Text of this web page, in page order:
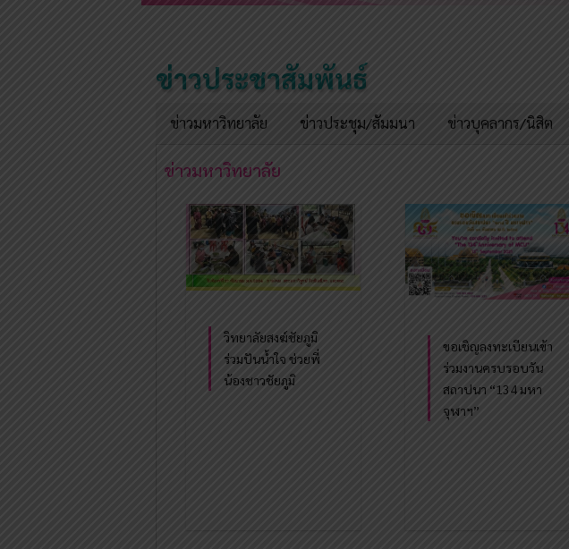
ข่าวประชาสัมพันธ์
ข่าวมหาวิทยาลัย ข่าวประชุม/สัมมนา ข่าวบุคลากร/นิสิต
ข่าวมหาวิทยาลัย
วิทยาลัยสงฆ์ชัยภูมิ
ร่วมปันน้ำใจ ช่วยพี่
น้องชาวชัยภูมิ
ขอเชิญลงทะเบียนเข้า
ร่วมงานครบรอบวัน
สถาปนา “134 มหา
จุฬาฯ”